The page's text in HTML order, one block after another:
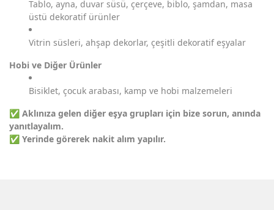
Tablo, ayna, duvar süsü, çerçeve, biblo, şamdan, masa
üstü dekoratif ürünler
Vitrin süsleri, ahşap dekorlar, çeşitli dekoratif eşyalar
Hobi ve Diğer Ürünler
Bisiklet, çocuk arabası, kamp ve hobi malzemeleri
✅ Aklınıza gelen diğer eşya grupları için bize sorun, anında
yanıtlayalım.
✅ Yerinde görerek nakit alım yapılır.